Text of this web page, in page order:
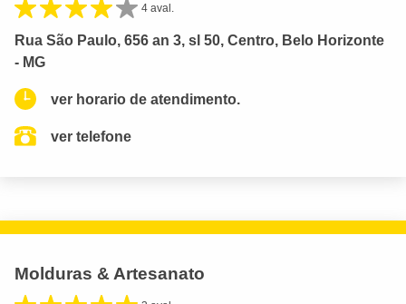
4 aval.
Rua São Paulo, 656 an 3, sl 50, Centro, Belo Horizonte
- MG
ver horario de atendimento.
ver telefone
Molduras & Artesanato